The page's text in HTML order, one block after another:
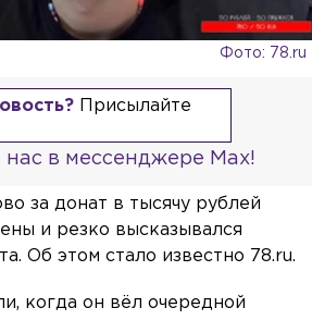
Фото: 78.ru
Присылайте
нас в мессенджере Max!
за донат в тысячу рублей
и резко высказывался
Об этом стало известно 78.ru.
когда он вёл очередной